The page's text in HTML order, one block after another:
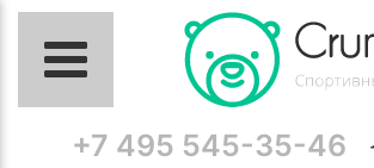
+7 495 545-35-46